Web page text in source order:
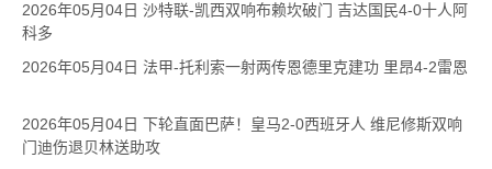
2026年05月04日 沙特联-凯西双响布赖坎破门 吉达国民4-0十人阿
科多
2026年05月04日 法甲-托利索一射两传恩德里克建功 里昂4-2雷恩
2026年05月04日 下轮直面巴萨！皇马2-0西班牙人 维尼修斯双响
门迪伤退贝林送助攻